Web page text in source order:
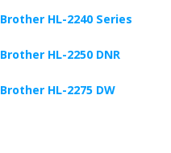
Brother HL-2240 Series
Brother HL-2250 DNR
Brother HL-2275 DW